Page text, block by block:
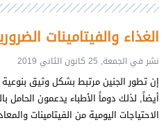
الغذاء والفيتامينات
نشر في الجمعة, 25 كانون الثاني 2019
إن تطور الجنين مرتبط بشكل وثيق بنوعية
أيضاً, لذلك دوماً الأطباء يدعمون الحامل
الاحتياجات اليومية من الفيتامينات